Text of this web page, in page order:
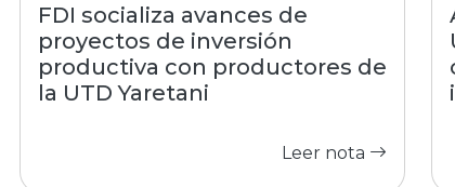
FDI socializa avances de
proyectos de inversión
productiva con productores de
la UTD Yaretani
Leer nota